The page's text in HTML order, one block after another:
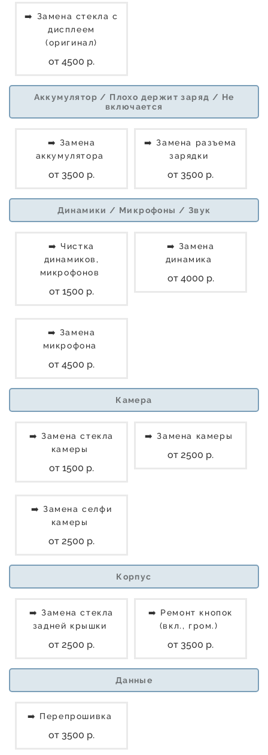
➡️ Замена стекла с
дисплеем
(оригинал)
от 4500 р.
Аккумулятор / Плохо держит заряд / Не
включается
➡️ Замена
аккумулятора
от 3500 р.
➡️ Замена разъема
зарядки
от 3500 р.
Динамики / Микрофоны / Звук
➡️ Чистка
динамиков,
микрофонов
от 1500 р.
➡️ Замена
динамика
от 4000 р.
➡️ Замена
микрофона
от 4500 р.
Камера
➡️ Замена стекла
камеры
от 1500 р.
➡️ Замена камеры
от 2500 р.
➡️ Замена селфи
камеры
от 2500 р.
Корпус
➡️ Замена стекла
задней крышки
от 2500 р.
➡️ Ремонт кнопок
(вкл., гром.)
от 3500 р.
Данные
➡️ Перепрошивка
от 3500 р.